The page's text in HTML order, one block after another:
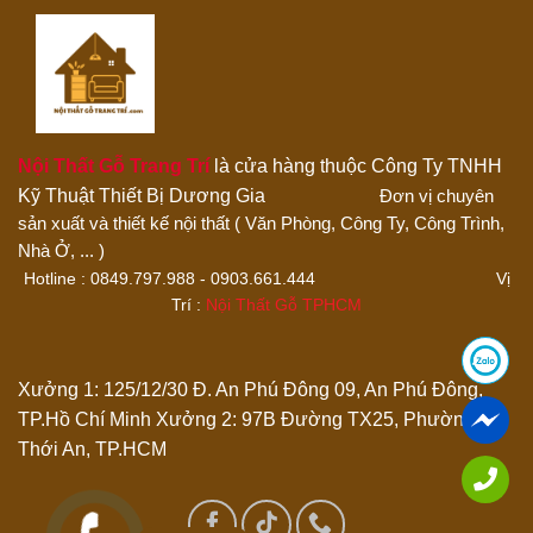
Đánh giá của bạn
Thêm ảnh đánh giá
Email*
Nội Thất Gỗ Trang Trílà cửa hàng thuộc Công Ty TNHH
Kỹ Thuật Thiết Bị Dương Gia
Đơn vị chuyên
sản xuất và thiết kế nội thất ( Văn Phòng, Công Ty, Công Trình,
Nhà Ở, ... )
Hotline : 0849.797.988 - 0903.661.444 Vị
Trí : Nội Thất Gỗ TPHCM
Xưởng 1: 125/12/30 Đ. An Phú Đông 09, An Phú Đông,
TP.Hồ Chí Minh Xưởng 2: 97B Đường TX25, Phường
Thới An, TP.HCM